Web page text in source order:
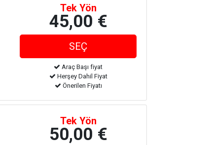
Tek Yön
45,00 €
Araç Başı fiyat
Herşey Dahil Fiyat
Önerilen Fiyatı
Tek Yön
50,00 €